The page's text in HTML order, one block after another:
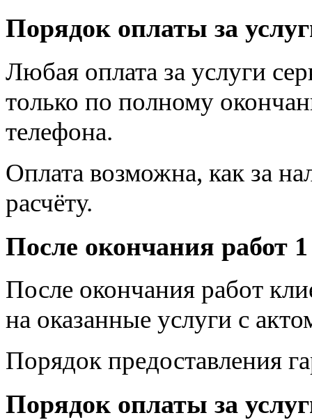
Порядок оплаты за
Любая оплата за услуги
только по полному
телефона.
Оплата возможна, как за
расчёту.
После окончания работ 1
После окончания работ
на оказанные услуги с
Порядок предоставления
Порядок оплаты за